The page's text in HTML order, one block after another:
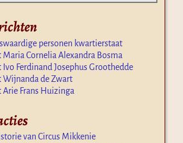
personen kwartierstaat
Maria Cornelia Alexandra Bosma
Ivo Ferdinand Josephus Groothedde
Wijnanda de Zwart
Arie Frans Huizinga
van Circus Mikkenie